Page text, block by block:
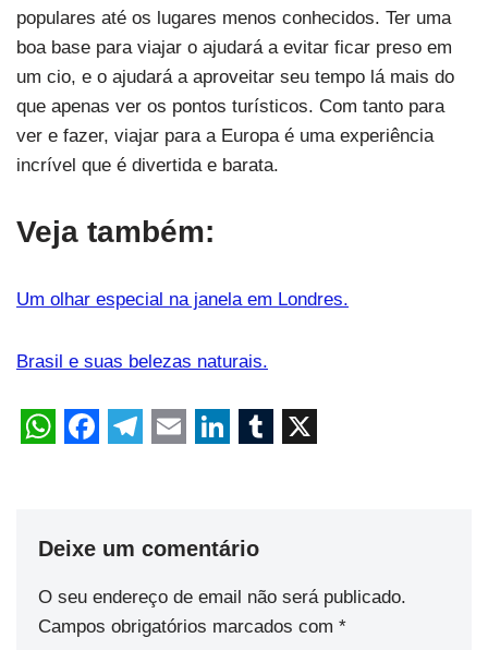
populares até os lugares menos conhecidos. Ter uma
boa base para viajar o ajudará a evitar ficar preso em
um cio, e o ajudará a aproveitar seu tempo lá mais do
que apenas ver os pontos turísticos. Com tanto para
ver e fazer, viajar para a Europa é uma experiência
incrível que é divertida e barata.
Veja também:
Um olhar especial na janela em Londres.
Brasil e suas belezas naturais.
Deixe um comentário
O seu endereço de email não será publicado.
Campos obrigatórios marcados com *